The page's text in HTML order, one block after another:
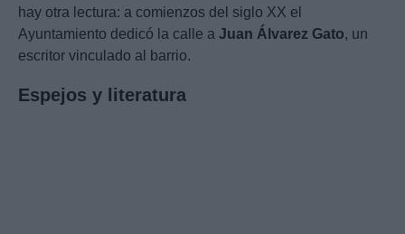
hay otra lectura: a comienzos del siglo XX el
Ayuntamiento dedicó la calle a Juan Álvarez Gato, un
escritor vinculado al barrio.
Espejos y literatura